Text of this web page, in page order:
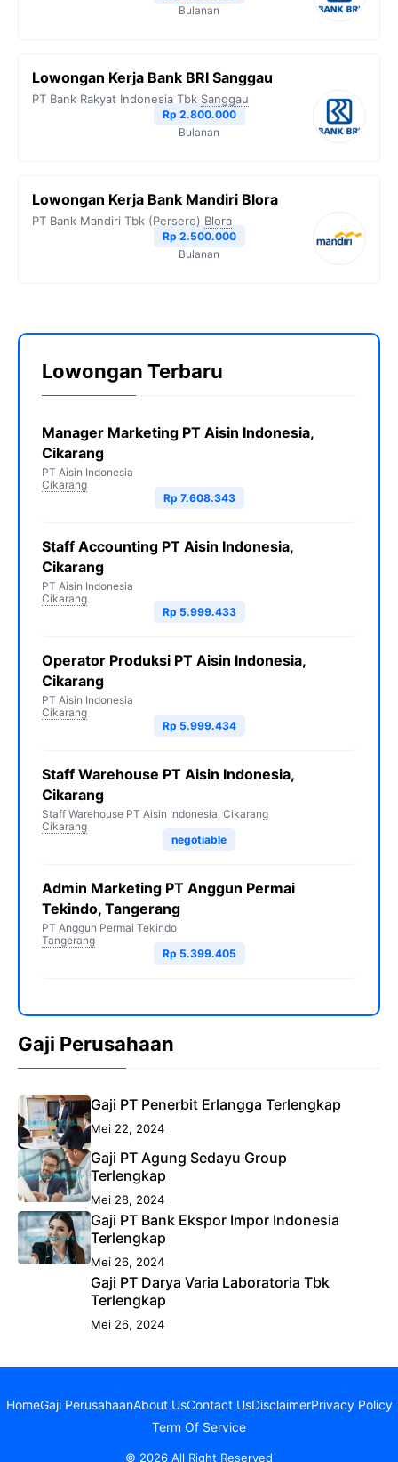
Bulanan
Lowongan Kerja Bank BRI Sanggau
PT Bank Rakyat Indonesia Tbk Sanggau
Rp 2.800.000
Bulanan
Lowongan Kerja Bank Mandiri Blora
PT Bank Mandiri Tbk (Persero) Blora
Rp 2.500.000
Bulanan
Lowongan Terbaru
Manager Marketing PT Aisin Indonesia,
Cikarang
PT Aisin Indonesia
Cikarang
Rp 7.608.343
Staff Accounting PT Aisin Indonesia,
Cikarang
PT Aisin Indonesia
Cikarang
Rp 5.999.433
Operator Produksi PT Aisin Indonesia,
Cikarang
PT Aisin Indonesia
Cikarang
Rp 5.999.434
Staff Warehouse PT Aisin Indonesia,
Cikarang
Staff Warehouse PT Aisin Indonesia, Cikarang
Cikarang
negotiable
Admin Marketing PT Anggun Permai
Tekindo, Tangerang
PT Anggun Permai Tekindo
Tangerang
Rp 5.399.405
Gaji Perusahaan
Gaji PT Penerbit Erlangga Terlengkap
Mei 22, 2024
Gaji PT Agung Sedayu Group
Terlengkap
Mei 28, 2024
Gaji PT Bank Ekspor Impor Indonesia
Terlengkap
Mei 26, 2024
Gaji PT Darya Varia Laboratoria Tbk
Terlengkap
Mei 26, 2024
HomeGaji PerusahaanAbout UsContact UsDisclaimerPrivacy Policy
Term Of Service
© 2026 All Right Reserved